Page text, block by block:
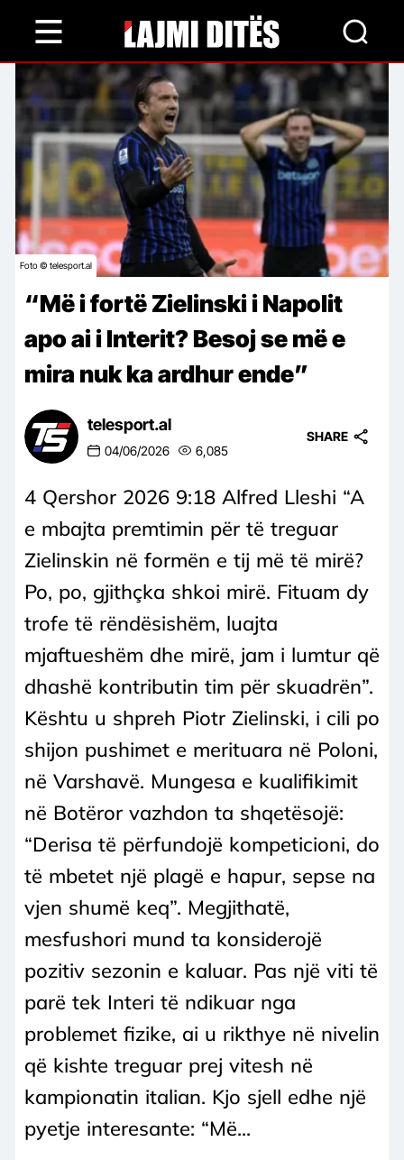
content
Foto © telesport.al
“Më i fortë Zielinski i Napolit
apo ai i Interit? Besoj se më e
mira nuk ka ardhur ende”
telesport.al
04/06/2026 6,085
SHARE
4 Qershor 2026 9:18 Alfred Lleshi “A
e mbajta premtimin për të treguar
Zielinskin në formën e tij më të mirë?
Po, po, gjithçka shkoi mirë. Fituam dy
trofe të rëndësishëm, luajta
mjaftueshëm dhe mirë, jam i lumtur që
dhashë kontributin tim për skuadrën”.
Kështu u shpreh Piotr Zielinski, i cili po
shijon pushimet e merituara në Poloni,
në Varshavë. Mungesa e kualifikimit
në Botëror vazhdon ta shqetësojë:
“Derisa të përfundojë kompeticioni, do
të mbetet një plagë e hapur, sepse na
vjen shumë keq”. Megjithatë,
mesfushori mund ta konsiderojë
pozitiv sezonin e kaluar. Pas një viti të
parë tek Interi të ndikuar nga
problemet fizike, ai u rikthye në nivelin
që kishte treguar prej vitesh në
kampionatin italian. Kjo sjell edhe një
pyetje interesante: “Më...